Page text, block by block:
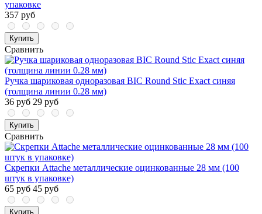
упаковке
357 руб
Купить
Сравнить
Ручка шариковая одноразовая BIC Round Stic Exact синяя
(толщина линии 0.28 мм)
36 руб 29 руб
Купить
Сравнить
Скрепки Attache металлические оцинкованные 28 мм (100
штук в упаковке)
65 руб 45 руб
Купить